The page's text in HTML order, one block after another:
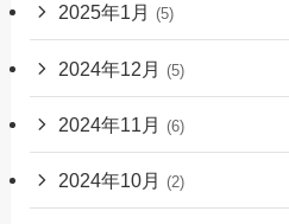
2025年1月 (5)
2024年12月 (5)
2024年11月 (6)
2024年10月 (2)